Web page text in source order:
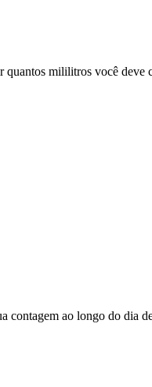
mililitros você deve
contagem ao longo do dia